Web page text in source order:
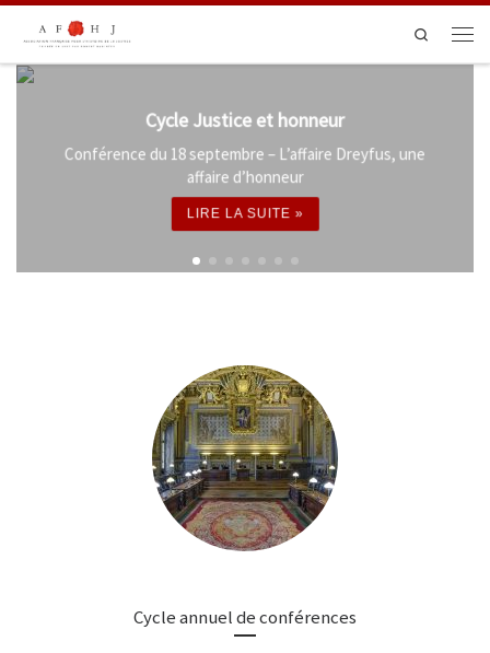
Passer au contenu
Search
Cycle Justice et honneur
Conférence du 18 septembre – L’affaire Dreyfus, une
affaire d’honneur
LIRE LA SUITE »
Cycle annuel de conférences